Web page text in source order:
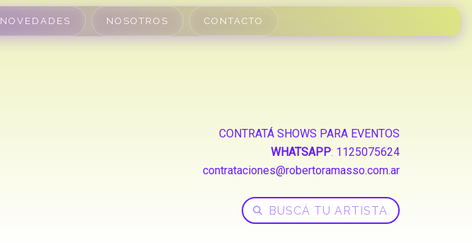
NOVEDADES NOSOTROS CONTACTO
CONTRATÁ SHOWS PARA EVENTOS
WHATSAPP: 1125075624
contrataciones@robertoramasso.com.ar